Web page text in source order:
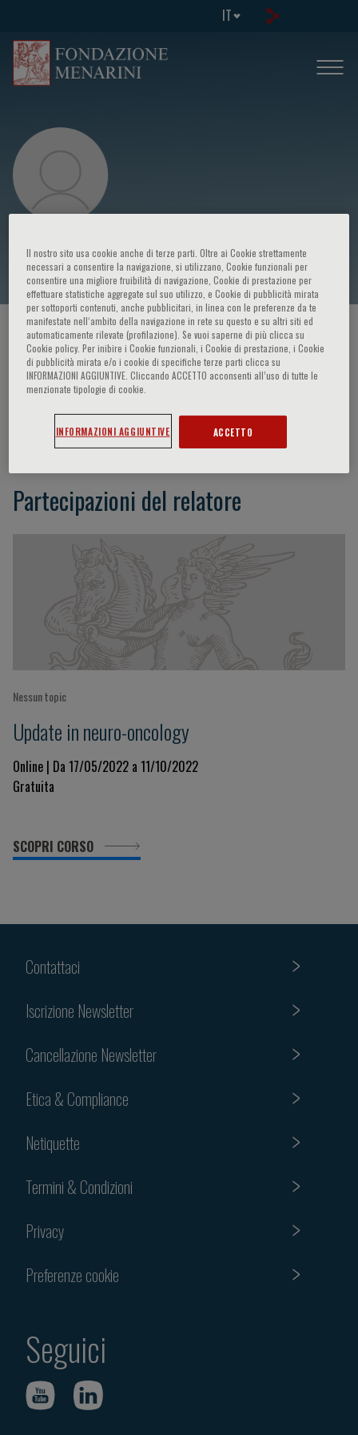
IT
N. Galldiks
HOME PAGE / CORSI ED EVENTI / RELATORE
N. Galldiks
Partecipazioni del relatore
Nessun topic
Update in neuro-oncology
Online | Da 17/05/2022 a 11/10/2022
Gratuita
SCOPRI CORSO
Contattaci
Iscrizione Newsletter
Cancellazione Newsletter
Etica & Compliance
Netiquette
Termini & Condizioni
Privacy
Preferenze cookie
Seguici
Il nostro sito usa cookie anche di terze parti. Oltre ai Cookie strettamente
necessari a consentire la navigazione, si utilizzano, Cookie funzionali per
consentire una migliore fruibilità di navigazione, Cookie di prestazione per
effettuare statistiche aggregate sul suo utilizzo, e Cookie di pubblicità mirata
per sottoporti contenuti, anche pubblicitari, in linea con le preferenze da te
manifestate nell‘ambito della navigazione in rete su questo e su altri siti ed
automaticamente rilevate (profilazione). Se vuoi saperne di più clicca su
Cookie policy. Per inibire i Cookie funzionali, i Cookie di prestazione, i Cookie
di pubblicità mirata e/o i cookie di specifiche terze parti clicca su
INFORMAZIONI AGGIUNTIVE. Cliccando ACCETTO acconsenti all’uso di tutte le
menzionate tipologie di cookie.
INFORMAZIONI AGGIUNTIVE ACCETTO